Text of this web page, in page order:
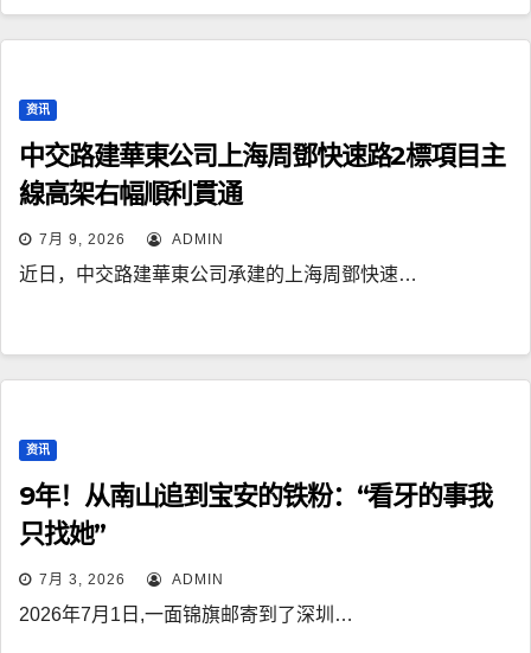
资讯
中交路建華東公司上海周鄧快速路2標項目主
線高架右幅順利貫通
7月 9, 2026 ADMIN
近日，中交路建華東公司承建的上海周鄧快速…
资讯
9年！从南山追到宝安的铁粉：“看牙的事我
只找她”
7月 3, 2026 ADMIN
2026年7月1日,一面锦旗邮寄到了深圳…